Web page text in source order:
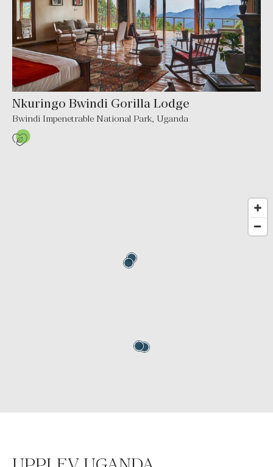
Nkuringo Bwindi Gorilla Lodge
Bwindi Impenetrable National Park, Uganda